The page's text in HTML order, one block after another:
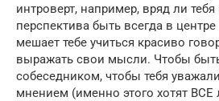
интроверт, например, вряд ли тебя
перспектива быть всегда в
мешает тебе учиться красиво
выражать свои мысли. Чтобы
собеседником, чтобы тебя
мнением (именно этого хотят